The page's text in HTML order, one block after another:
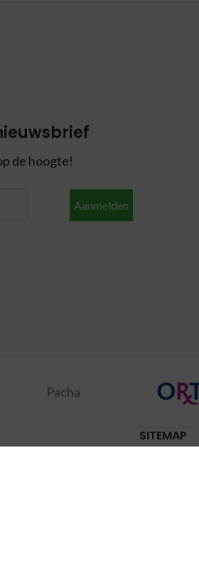
de hoogte!
Aanmelden
Pacha
SITEMAP